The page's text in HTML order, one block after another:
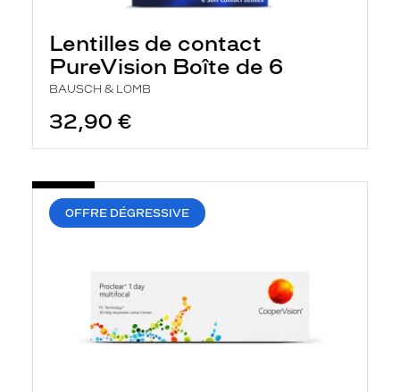
Lentilles de contact
PureVision Boîte de 6
BAUSCH & LOMB
32,90 €
OFFRE DÉGRESSIVE